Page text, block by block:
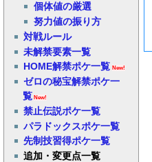
個体値の厳選
努力値の振り方
対戦ルール
未解禁要素一覧
HOME解禁ポケ一覧 New!
ゼロの秘宝解禁ポケ一
覧 New!
禁止伝説ポケ一覧
パラドックスポケ一覧
先制技習得ポケ一覧
追加・変更点一覧